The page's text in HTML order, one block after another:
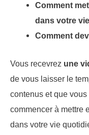
Comment
dans votre
Comment
Vous recevrez une
de vous laisser le
contenus et que
commencer à mettre
dans votre vie